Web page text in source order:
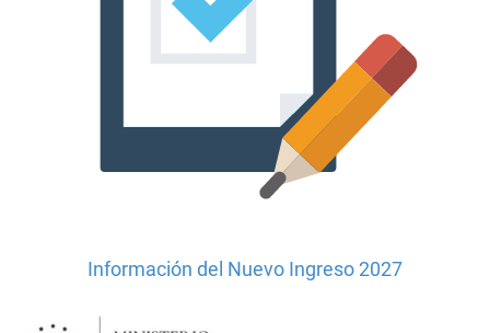
Información del Nuevo Ingreso 2027